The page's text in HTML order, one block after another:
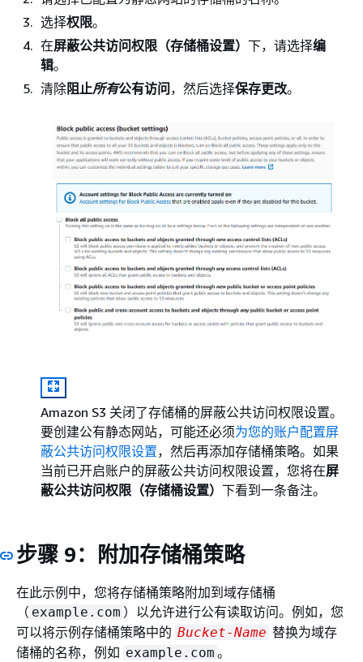
选择权限。
在屏蔽公共访问权限（存储桶设置） 下，请选择编
辑。
清除阻止所有公有访问，然后选择保存更改。
Amazon S3 关闭了存储桶的屏蔽公共访问权限设置。
要创建公有静态网站，可能还必须为您的账户配置屏
蔽公共访问权限设置，然后再添加存储桶策略。如果
当前已开启账户的屏蔽公共访问权限设置，您将在屏
蔽公共访问权限（存储桶设置） 下看到一条备注。
步骤 9：附加存储桶策略
在此示例中，您将存储桶策略附加到域存储桶
（ example.com ）以允许进行公有读取访问。例如，您
可以将示例存储桶策略中的 Bucket-Name 替换为域存
储桶的名称，例如 example.com 。